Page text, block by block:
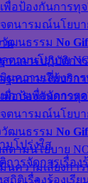
พื่อป้องกันการทุ
จตนารมณ์นโยบ
วัฒนธรรม No
ตามนโยบาย
มินความเสี่ยงก
การเพื่อจัดการ
มโปร่งใส
การจัดการเรื่อ
สถิติเรื่องร้องเ
น
านการปฏิบัติการ
ฐานการให้บริกา
พื่อป้องกันการทุ
จตนารมณ์นโยบ
วัฒนธรรม No
ตามนโยบาย
มินความเสี่ยงก
ไลน์